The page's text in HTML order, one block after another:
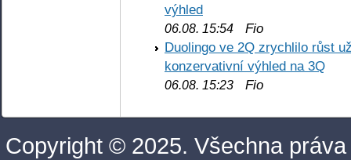
výhled
06.08. 15:54 Fio
Duolingo ve 2Q zrychlilo růst
konzervativní výhled na 3Q
06.08. 15:23 Fio
Copyright © 2025. Všechna práva